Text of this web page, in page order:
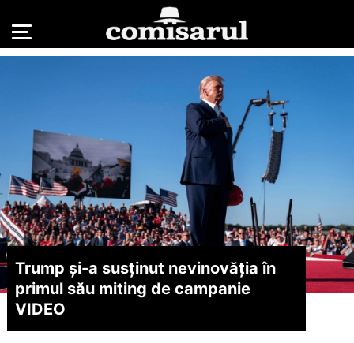
Trump și-a susținut nevinovăția în
primul său miting de campanie
VIDEO